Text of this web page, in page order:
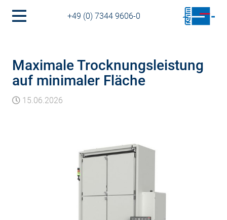
+49 (0) 7344 9606-0
Maximale Trocknungsleistung
auf minimaler Fläche
15.06.2026